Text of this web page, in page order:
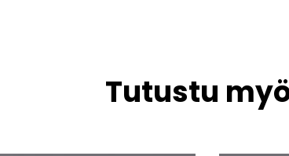
Tutustu